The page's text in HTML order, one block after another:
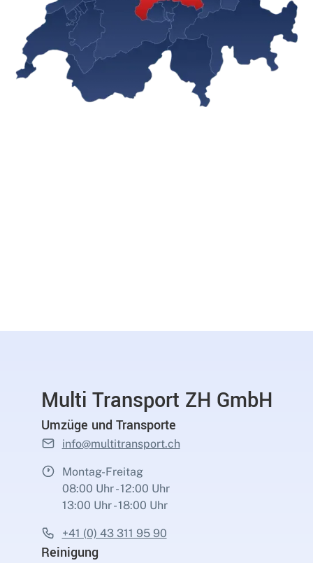
Multi Transport ZH GmbH
Umzüge und Transporte
info@multitransport.ch
Montag-Freitag
08:00 Uhr - 12:00 Uhr
13:00 Uhr - 18:00 Uhr
+41 (0) 43 311 95 90
Reinigung